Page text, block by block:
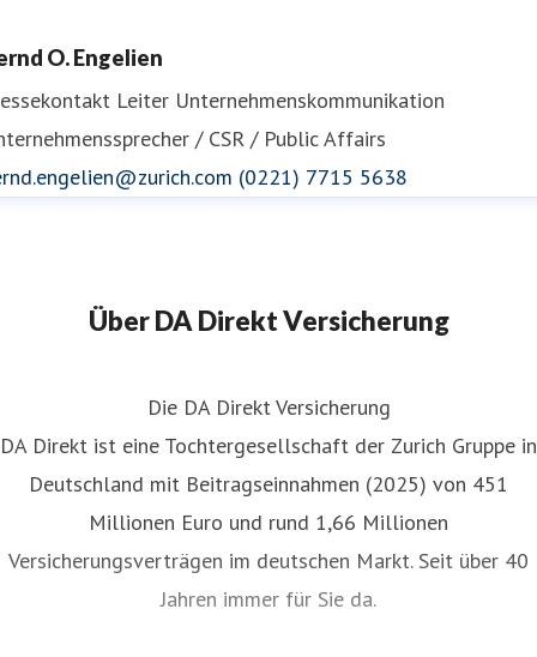
O. Engelien
Leiter Unternehmenskommunikation
/ CSR / Public Affairs
(0221) 7715 5638
Über DA Direkt Versicherung
Die DA Direkt Versicherung
DA Direkt ist eine Tochtergesellschaft der Zurich Gruppe in
Deutschland mit Beitragseinnahmen (2025) von 451
Millionen Euro und rund 1,66 Millionen
Versicherungsverträgen im deutschen Markt. Seit über 40
Jahren immer für Sie da.